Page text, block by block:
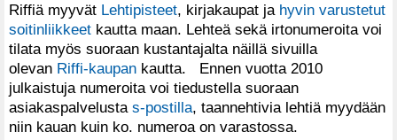
Riffiä myyvät Lehtipisteet, kirjakaupat ja hyvin varustetut
soitinliikkeet kautta maan. Lehteä sekä irtonumeroita voi
tilata myös suoraan kustantajalta näillä sivuilla
olevan Riffi-kaupan kautta. Ennen vuotta 2010
julkaistuja numeroita voi tiedustella suoraan
asiakaspalvelusta s-postilla, taannehtivia lehtiä myydään
niin kauan kuin ko. numeroa on varastossa.